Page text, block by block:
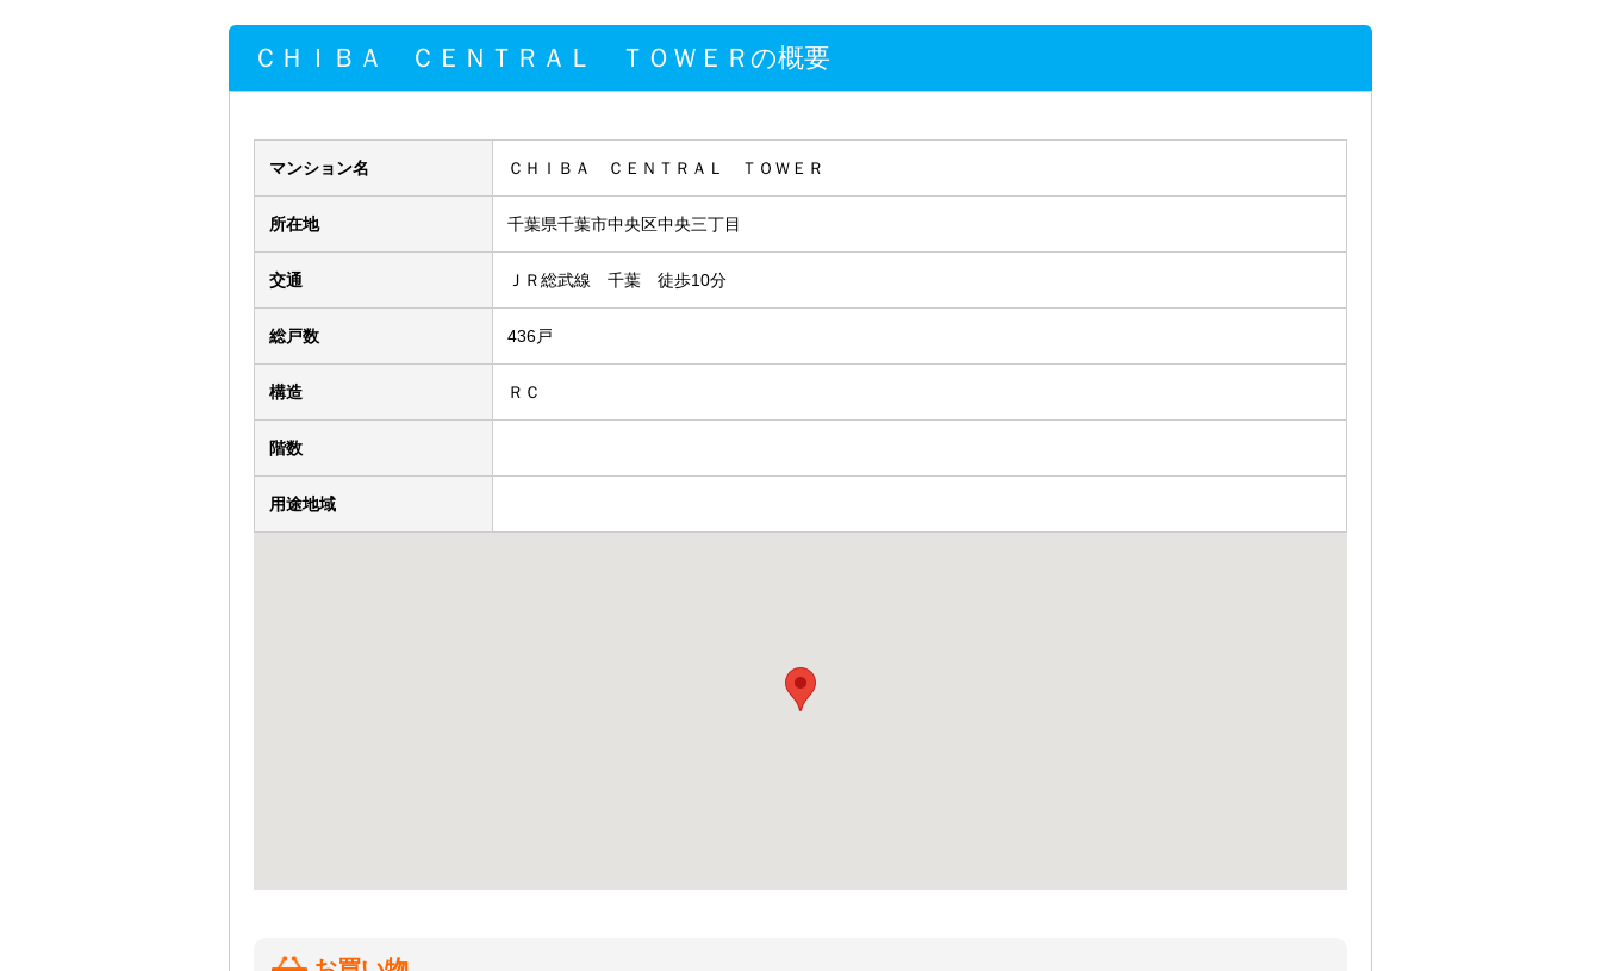
ＣＨＩＢＡ ＣＥＮＴＲＡＬ ＴＯＷＥＲの概要
マンション名 ＣＨＩＢＡ ＣＥＮＴＲＡＬ ＴＯＷＥＲ
所在地 千葉県千葉市中央区中央三丁目
交通 ＪＲ総武線 千葉 徒歩10分
総戸数 436戸
構造 ＲＣ
階数
用途地域